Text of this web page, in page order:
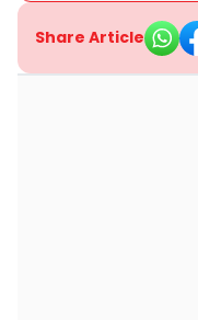
Share Article